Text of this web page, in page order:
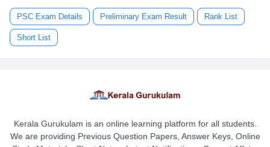
PSC Exam Details Preliminary Exam Result Rank List
Short List
Kerala Gurukulam is an online learning platform for all students.
We are providing Previous Question Papers, Answer Keys, Online